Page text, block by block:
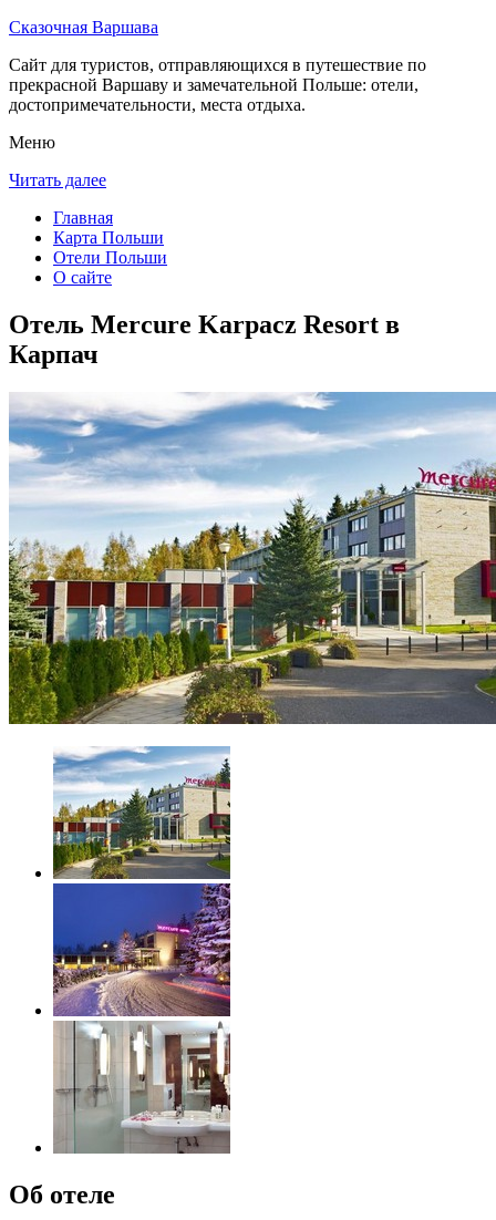
Сказочная Варшава
Сайт для туристов, отправляющихся в путешествие по
прекрасной Варшаву и замечательной Польше: отели,
достопримечательности, места отдыха.
Меню
Читать далее
Главная
Карта Польши
Отели Польши
О сайте
Отель Mercure Karpacz Resort в
Карпач
Об отеле